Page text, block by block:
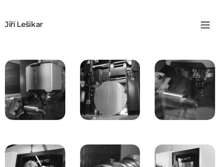
Jiří Lešikar